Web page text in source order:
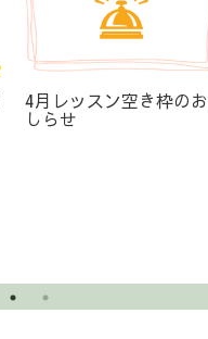
ピアノ教室のらぼーなQ
＆A